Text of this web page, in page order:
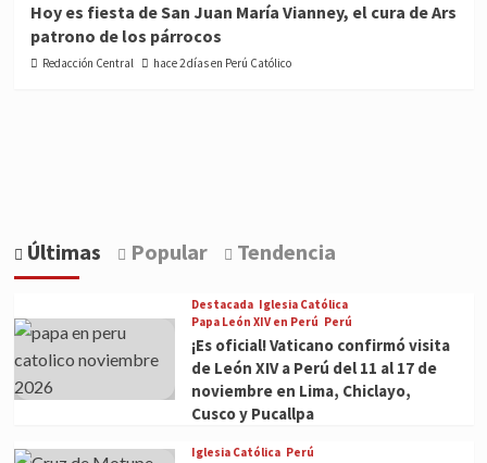
Hoy es fiesta de San Juan María Vianney, el cura de Ars
patrono de los párrocos
Redacción Central hace 2 días en Perú Católico
Últimas Popular Tendencia
Destacada Iglesia Católica
Papa León XIV en Perú Perú
¡Es oficial! Vaticano confirmó visita
de León XIV a Perú del 11 al 17 de
noviembre en Lima, Chiclayo,
Cusco y Pucallpa
Iglesia Católica Perú